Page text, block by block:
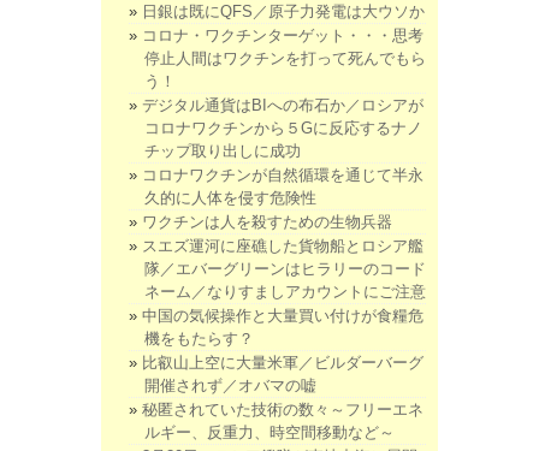
日銀は既にQFS／原子力発電は大ウソか
コロナ・ワクチンターゲット・・・思考
停止人間はワクチンを打って死んでもら
う！
デジタル通貨はBIへの布石か／ロシアが
コロナワクチンから５Gに反応するナノ
チップ取り出しに成功
コロナワクチンが自然循環を通じて半永
久的に人体を侵す危険性
ワクチンは人を殺すための生物兵器
スエズ運河に座礁した貨物船とロシア艦
隊／エバーグリーンはヒラリーのコード
ネーム／なりすましアカウントにご注意
中国の気候操作と大量買い付けが食糧危
機をもたらす？
比叡山上空に大量米軍／ビルダーバーグ
開催されず／オバマの嘘
秘匿されていた技術の数々～フリーエネ
ルギー、反重力、時空間移動など～